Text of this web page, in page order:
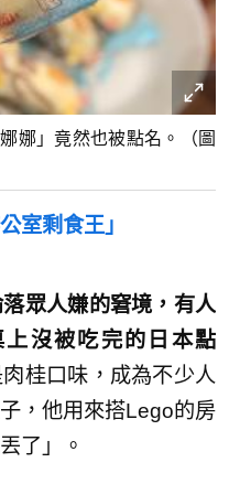
娜」竟然也被點名。（圖
室剩食王」
眾人嫌的窘境，有人
沒被吃完的日本點
桂口味，成為不少人
，他用來搭Lego的房
了」。